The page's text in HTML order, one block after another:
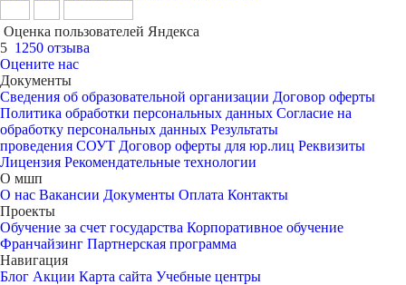
Оценка пользователей Яндекса
5 1250 отзыва
Оцените нас
Документы
Сведения об образовательной организации Договор оферты
Политика обработки персональных данных Согласие на
обработку персональных данных Результаты
проведения СОУТ Договор оферты для юр.лиц Реквизиты
Лицензия Рекомендательные технологии
О мшп
О нас Вакансии Документы Оплата Контакты
Проекты
Обучение за счет государства Корпоративное обучение
Франчайзинг Партнерская программа
Навигация
Блог Акции Карта сайта Учебные центры